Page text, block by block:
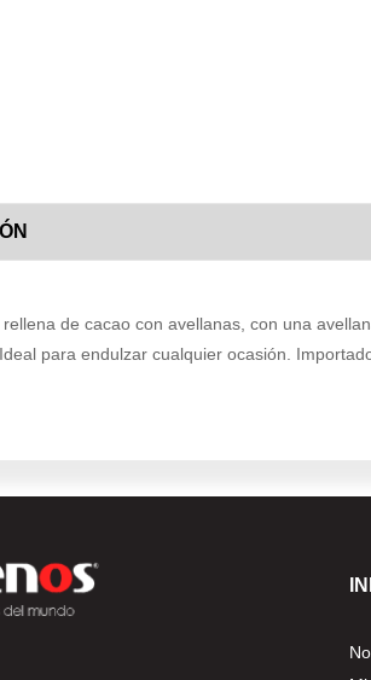
de cacao con avellanas, con una
para endulzar cualquier ocasión.